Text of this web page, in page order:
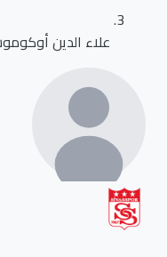
علاء الدين أوكوموش